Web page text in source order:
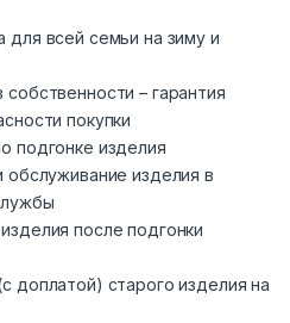
всей семьи на зиму и
– гарантия
покупки
подгонке изделия
обслуживание изделия в
после подгонки
доплатой) старого изделия на